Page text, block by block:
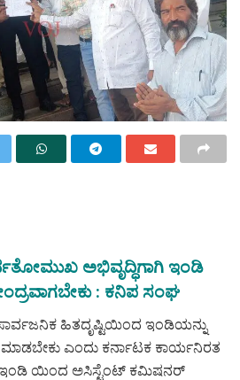
ಅಭಿವೃದ್ಧಿಗಾಗಿ ಇಂಡಿ
: ಕನಿಪ ಸಂಘ
ಸಾರ್ವಜನಿಕ ಹಿತದೃಷ್ಟಿಯಿಂದ ಇಂಡಿಯನ್ನು
ಎಂದು ಕರ್ನಾಟಕ ಕಾರ್ಯನಿರತ
ಇಂಡಿ ಯಿಂದ ಅಸಿಸ್ಟೆಂಟ್ ಕಮಿಷನರ್